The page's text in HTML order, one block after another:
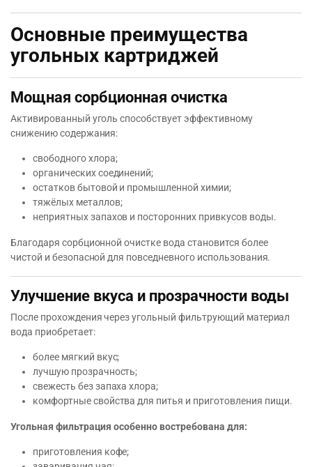
Основные преимущества
угольных картриджей
Мощная сорбционная очистка
Активированный уголь способствует эффективному
снижению содержания:
свободного хлора;
органических соединений;
остатков бытовой и промышленной химии;
тяжёлых металлов;
неприятных запахов и посторонних привкусов воды.
Благодаря сорбционной очистке вода становится более
чистой и безопасной для повседневного использования.
Улучшение вкуса и прозрачности воды
После прохождения через угольный фильтрующий материал
вода приобретает:
более мягкий вкус;
лучшую прозрачность;
свежесть без запаха хлора;
комфортные свойства для питья и приготовления пищи.
Угольная фильтрация особенно востребована для:
приготовления кофе;